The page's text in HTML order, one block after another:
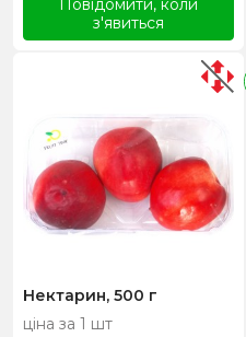
Повідомити, коли
з'явиться
Нектарин, 500 г
ціна за 1 шт